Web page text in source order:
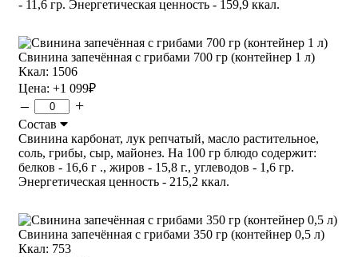
- 11,6 гр. Энергетическая ценность - 159,9 ккал.
Свинина запечённая с грибами 700 гр (контейнер 1 л)
Ккал: 1506
Цена: +1 099₽
– +
Состав
Свинина карбонат, лук репчатый, масло растительное,
соль, грибы, сыр, майонез. На 100 гр блюдо содержит:
белков - 16,6 г ., жиров - 15,8 г., углеводов - 1,6 гр.
Энергетическая ценность - 215,2 ккал.
Свинина запечённая с грибами 350 гр (контейнер 0,5 л)
Ккал: 753